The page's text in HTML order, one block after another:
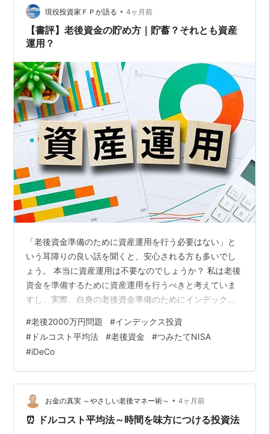
注意すべきポイント｜売りたくなる局面とは？ ・相場の
下落局面 ・相場の上昇局面 …
現役投資家ＦＰが語る • 4ヶ月前
【書評】老後資金の貯め方｜貯蓄？それとも資産
運用？
「老後資金準備のために資産運用を行う必要はない」と
いう耳障りの良い話を聞くと、安心される方も多いでし
ょう。 本当に資産運用は不要なのでしょうか？ 私は老後
資金を準備するために資産運用を行うべきと考えていま
すし、実際、自身の老後資金準備のためにインデックス
本では資産運用を完全否定。 リンク なぜ、著者は資産運
用を不要と考えるのでしょうか？ 今回は、著者の萩原さ
んが資産運用が不要と考える理由と、私が資産運用が必
要だと考える理由について解説したいと思います。 老後
資金準備のために資産運用が不要な理由とは？ 老後の生
活をダウンサイジングすれば公的年金…
#老後2000万円問題 #インデックス投資
# ドルコスト平均法 #老後資金 #つみたてNISA
#iDeCo
お金の真実 ～やさしい老後マネー術～ • 4ヶ月前
⏰ ドルコスト平均法～時間を味方につける投資法